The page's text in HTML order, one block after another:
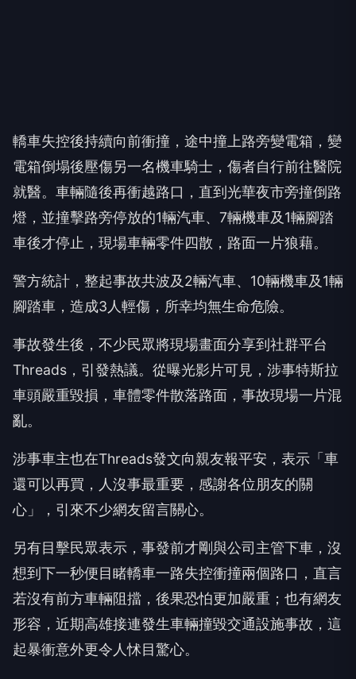
轎車失控後持續向前衝撞，途中撞上路旁變電箱，變
電箱倒塌後壓傷另一名機車騎士，傷者自行前往醫院
就醫。車輛隨後再衝越路口，直到光華夜市旁撞倒路
燈，並撞擊路旁停放的1輛汽車、7輛機車及1輛腳踏
車後才停止，現場車輛零件四散，路面一片狼藉。
警方統計，整起事故共波及2輛汽車、10輛機車及1輛
腳踏車，造成3人輕傷，所幸均無生命危險。
事故發生後，不少民眾將現場畫面分享到社群平台
Threads，引發熱議。從曝光影片可見，涉事特斯拉
車頭嚴重毀損，車體零件散落路面，事故現場一片混
亂。
涉事車主也在Threads發文向親友報平安，表示「車
還可以再買，人沒事最重要，感謝各位朋友的關
心」，引來不少網友留言關心。
另有目擊民眾表示，事發前才剛與公司主管下車，沒
想到下一秒便目睹轎車一路失控衝撞兩個路口，直言
若沒有前方車輛阻擋，後果恐怕更加嚴重；也有網友
形容，近期高雄接連發生車輛撞毀交通設施事故，這
起暴衝意外更令人怵目驚心。